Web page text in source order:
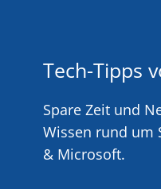
Tech-Tipps
Spare Zeit und
Wissen rund um
& Microsoft.